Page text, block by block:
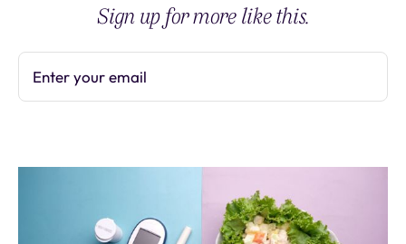
Sign up for more like this.
Enter your email